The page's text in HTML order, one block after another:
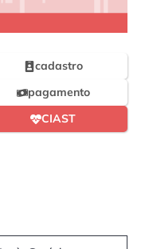
cadastro
pagamento
CIAST